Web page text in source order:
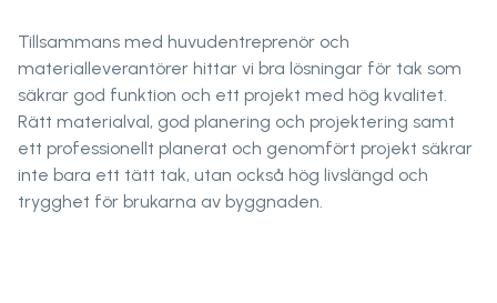
Tillsammans med huvudentreprenör och
materialleverantörer hittar vi bra lösningar för tak som
säkrar god funktion och ett projekt med hög kvalitet.
Rätt materialval, god planering och projektering samt
ett professionellt planerat och genomfört projekt säkrar
inte bara ett tätt tak, utan också hög livslängd och
trygghet för brukarna av byggnaden.